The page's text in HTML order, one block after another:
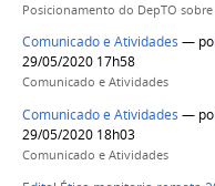
Posicionamento do DepTO
Comunicado e Atividades —
29/05/2020 17h58
Comunicado e Atividades
Comunicado e Atividades —
29/05/2020 18h03
Comunicado e Atividades